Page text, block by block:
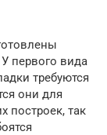
первого вида
требуются
они для
построек, так